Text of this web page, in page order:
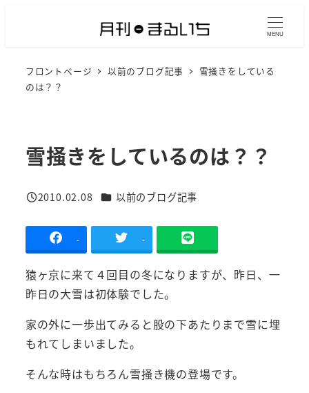
MENU
フロントページ 以前のブログ記事
雪掻きをしている
のは？？
雪掻きをしているのは？？
投稿日
2010.02.08 カテゴリー
以前のブログ記事
- -
猿ヶ京に来て４回目の冬になりますが、昨日、一
昨日の大雪は初体験でした。
家の外に一歩出てみると股の下あたりまで雪に埋
もれてしまいました。
そんな時はもちろん雪掻き機の登場です。